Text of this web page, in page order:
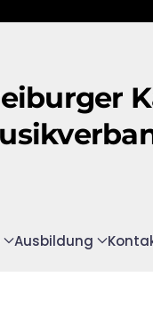
Ausbildung